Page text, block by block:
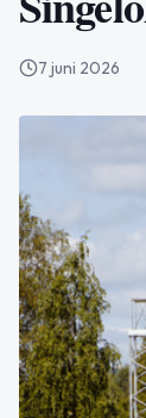
7 juni 2026